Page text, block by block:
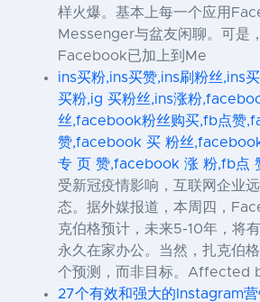
样火爆。基本上每一个应用
Messenger与盆友闲聊。可是
Facebook已加上到Me
ins买粉,ins买赞,ins刷粉丝,ins
买粉,ig 买粉丝,ins涨粉
丝,facebook粉丝购买,fb点赞
赞,facebook 买 粉丝
专 页 赞,facebook 涨 粉,fb点
受新冠疫情影响，互联网企业
态。据外媒报道，本周四，
克伯格预计，未来5-10年，将
永久在家办公。当然，扎克伯
个预测，而非目标。Affected
27个有效和强大的Instagram